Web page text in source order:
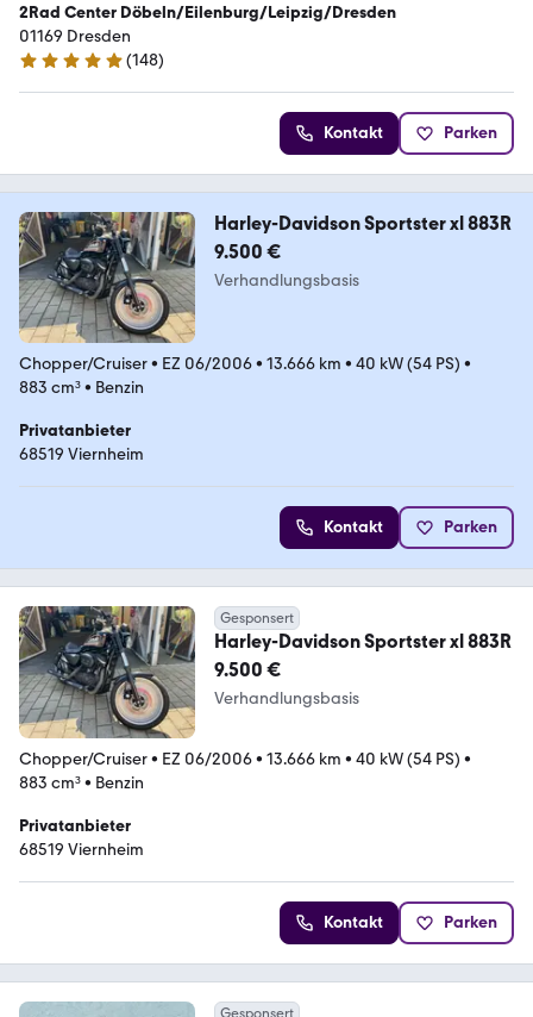
2Rad Center Döbeln/Eilenburg/Leipzig/Dresden
01169 Dresden
5 Sterne
(148)
Kontakt Parken
Harley-Davidson Sportster xl 883R
9.500 €
Verhandlungsbasis
Chopper/Cruiser• EZ 06/2006• 13.666 km • 40 kW (54 PS) •
883 cm³• Benzin
Privatanbieter
68519 Viernheim
Kontakt Parken
Gesponsert
Harley-Davidson Sportster xl 883R
9.500 €
Verhandlungsbasis
Chopper/Cruiser• EZ 06/2006• 13.666 km • 40 kW (54 PS) •
883 cm³• Benzin
Privatanbieter
68519 Viernheim
Kontakt Parken